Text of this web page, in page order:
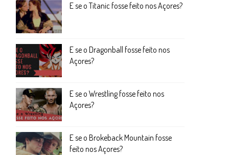
E se o Titanic fosse feito nos Açores?
E se o Dragonball fosse feito nos
Açores?
E se o Wrestling fosse feito nos
Açores?
E se o Brokeback Mountain fosse
feito nos Açores?